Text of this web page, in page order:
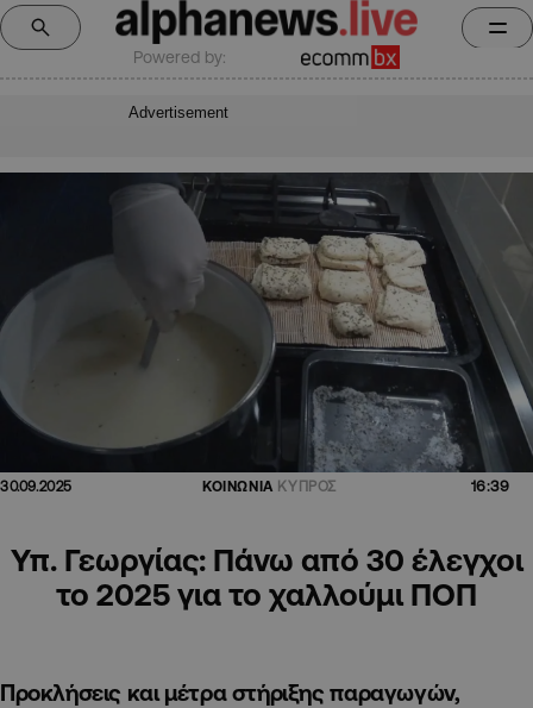
Powered by:
Advertisement
30.09.2025 ΚΟΙΝΩΝΙΑ ΚΥΠΡΟΣ 16:39
Υπ. Γεωργίας: Πάνω από 30 έλεγχοι
το 2025 για το χαλλούμι ΠΟΠ
Προκλήσεις και μέτρα στήριξης παραγωγών,